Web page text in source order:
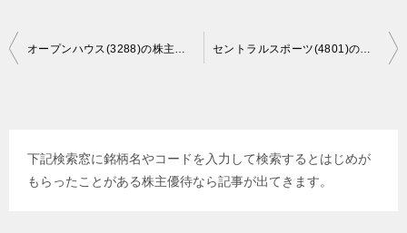
投
オープンハウス(3288)の株主優待が届きました セントラルスポーツ(4801)の株主優待が届きました
下記検索窓に銘柄名やコードを入力して検索するとはじめが
もらったことがある株主優待なら記事が出てきます。